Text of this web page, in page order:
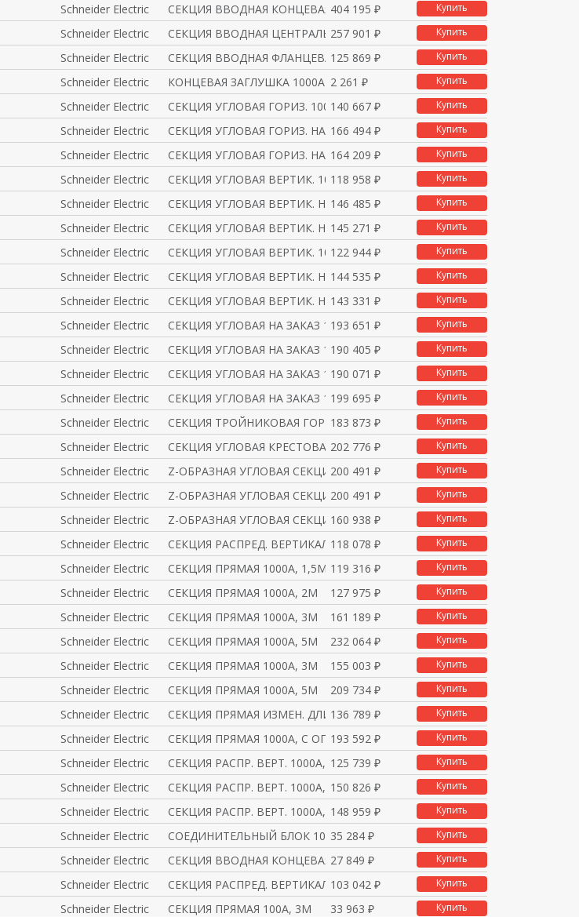
Schneider Electric СЕКЦИЯ ВВОДНАЯ КОНЦЕВАЯ 1000А
404 195 ₽ Купить
Schneider Electric СЕКЦИЯ ВВОДНАЯ ЦЕНТРАЛЬНАЯ 100
257 901 ₽ Купить
Schneider Electric СЕКЦИЯ ВВОДНАЯ ФЛАНЦЕВАЯ 1000А
125 869 ₽ Купить
Schneider Electric КОНЦЕВАЯ ЗАГЛУШКА 1000А 2 261 ₽ Купить
Schneider Electric СЕКЦИЯ УГЛОВАЯ ГОРИЗ. 1000А140 667 ₽ Купить
Schneider Electric СЕКЦИЯ УГЛОВАЯ ГОРИЗ. НА ЗАКАЗ
166 494 ₽ Купить
Schneider Electric СЕКЦИЯ УГЛОВАЯ ГОРИЗ. НА ЗАКАЗ
164 209 ₽ Купить
Schneider Electric СЕКЦИЯ УГЛОВАЯ ВЕРТИК. 1000А118 958 ₽ Купить
Schneider Electric СЕКЦИЯ УГЛОВАЯ ВЕРТИК. НА ЗАКА
146 485 ₽ Купить
Schneider Electric СЕКЦИЯ УГЛОВАЯ ВЕРТИК. НА ЗАКА
145 271 ₽ Купить
Schneider Electric СЕКЦИЯ УГЛОВАЯ ВЕРТИК. 1000А122 944 ₽ Купить
Schneider Electric СЕКЦИЯ УГЛОВАЯ ВЕРТИК. НА ЗАКА
144 535 ₽ Купить
Schneider Electric СЕКЦИЯ УГЛОВАЯ ВЕРТИК. НА ЗАКА
143 331 ₽ Купить
Schneider Electric СЕКЦИЯ УГЛОВАЯ НА ЗАКАЗ 1000А193 651 ₽ Купить
Schneider Electric СЕКЦИЯ УГЛОВАЯ НА ЗАКАЗ 1000А190 405 ₽ Купить
Schneider Electric СЕКЦИЯ УГЛОВАЯ НА ЗАКАЗ 1000А190 071 ₽ Купить
Schneider Electric СЕКЦИЯ УГЛОВАЯ НА ЗАКАЗ 1000А199 695 ₽ Купить
Schneider Electric СЕКЦИЯ ТРОЙНИКОВАЯ ГОРИЗОНТАЛЬ
183 873 ₽ Купить
Schneider Electric СЕКЦИЯ УГЛОВАЯ КРЕСТОВАЯ 1000А
202 776 ₽ Купить
Schneider Electric Z-ОБРАЗНАЯ УГЛОВАЯ СЕКЦИЯ НА З
200 491 ₽ Купить
Schneider Electric Z-ОБРАЗНАЯ УГЛОВАЯ СЕКЦИЯ НА З
200 491 ₽ Купить
Schneider Electric Z-ОБРАЗНАЯ УГЛОВАЯ СЕКЦИЯ НА З
160 938 ₽ Купить
Schneider Electric СЕКЦИЯ РАСПРЕД. ВЕРТИКАЛЬН. 10
118 078 ₽ Купить
Schneider Electric СЕКЦИЯ ПРЯМАЯ 1000A, 1,5М 119 316 ₽ Купить
Schneider Electric СЕКЦИЯ ПРЯМАЯ 1000A, 2М 127 975 ₽ Купить
Schneider Electric СЕКЦИЯ ПРЯМАЯ 1000A, 3М 161 189 ₽ Купить
Schneider Electric СЕКЦИЯ ПРЯМАЯ 1000A, 5М 232 064 ₽ Купить
Schneider Electric СЕКЦИЯ ПРЯМАЯ 1000A, 3М 155 003 ₽ Купить
Schneider Electric СЕКЦИЯ ПРЯМАЯ 1000A, 5М 209 734 ₽ Купить
Schneider Electric СЕКЦИЯ ПРЯМАЯ ИЗМЕН. ДЛИНЫ 100
136 789 ₽ Купить
Schneider Electric СЕКЦИЯ ПРЯМАЯ 1000A, С ОГНЕН.193 592 ₽ Купить
Schneider Electric СЕКЦИЯ РАСПР. ВЕРТ. 1000А, 2М125 739 ₽ Купить
Schneider Electric СЕКЦИЯ РАСПР. ВЕРТ. 1000А, 2,5150 826 ₽ Купить
Schneider Electric СЕКЦИЯ РАСПР. ВЕРТ. 1000А, ОГН148 959 ₽ Купить
Schneider Electric СОЕДИНИТЕЛЬНЫЙ БЛОК 1000А35 284 ₽ Купить
Schneider Electric СЕКЦИЯ ВВОДНАЯ КОНЦЕВАЯ 100А
27 849 ₽ Купить
Schneider Electric СЕКЦИЯ РАСПРЕД. ВЕРТИКАЛЬН. 10
103 042 ₽ Купить
Schneider Electric СЕКЦИЯ ПРЯМАЯ 100А, 3М 33 963 ₽ Купить